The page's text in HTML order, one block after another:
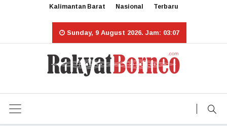
Kalimantan Barat Nasional Terbaru
Sunday, 9 August 2026. Jam: 03:07